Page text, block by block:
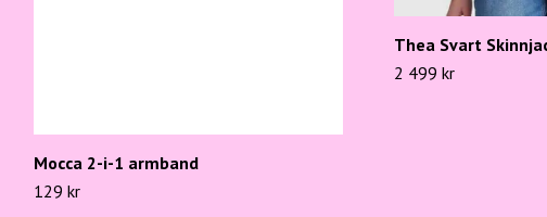
Mocca 2-i-1 armband
129 kr
Thea Svart
2 499 kr